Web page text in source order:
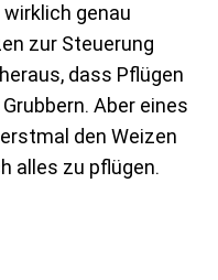
genau
zur Steuerung
dass Pflügen
Aber eines
den Weizen
alles zu pflügen.